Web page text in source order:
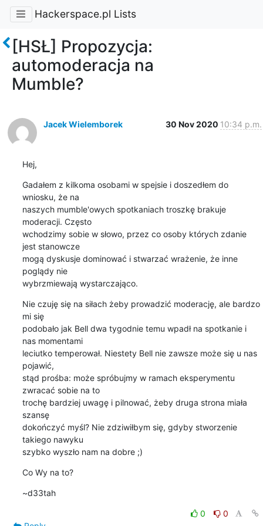
Hackerspace.pl Lists
[HSŁ] Propozycja:
automoderacja na
Mumble?
Jacek Wielemborek 30 Nov 2020 10:34 p.m.
Hej,
Gadałem z kilkoma osobami w spejsie i doszedłem do
wniosku, że na
naszych mumble'owych spotkaniach troszkę brakuje
moderacji. Często
wchodzimy sobie w słowo, przez co osoby których zdanie
jest stanowcze
mogą dyskusje dominować i stwarzać wrażenie, że inne
poglądy nie
wybrzmiewają wystarczająco.
Nie czuję się na siłach żeby prowadzić moderację, ale bardzo
mi się
podobało jak Bell dwa tygodnie temu wpadł na spotkanie i
nas momentami
leciutko temperował. Niestety Bell nie zawsze może się u nas
pojawić,
stąd prośba: może spróbujmy w ramach eksperymentu
zwracać sobie na to
trochę bardziej uwagę i pilnować, żeby druga strona miała
szansę
dokończyć myśl? Nie zdziwiłbym się, gdyby stworzenie
takiego nawyku
szybko wyszło nam na dobre ;)
Co Wy na to?
~d33tah
0
0